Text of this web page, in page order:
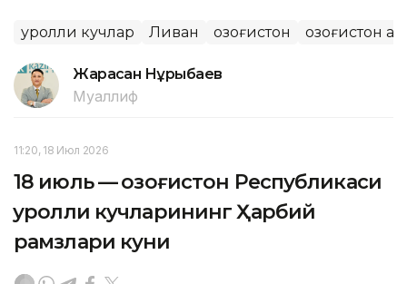
Қуролли кучлар Ливан Қозоғистон Қозоғистон
Жарасқан Нұрыбаев
Муаллиф
11:20, 18 Июл 2026
18 июль — Қозоғистон Республикаси
Қуролли кучларининг Ҳарбий
рамзлари куни